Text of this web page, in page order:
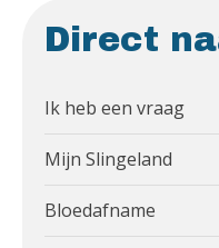
Direct
Ik heb een vraag
Mijn Slingeland
Bloedafname